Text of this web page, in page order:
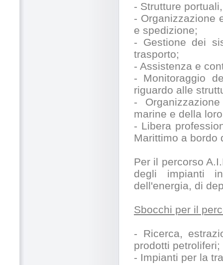
- Strutture
- Organizzazione
e spedizione;
- Gestione dei
trasporto;
- Assistenza e
- Monitoraggio
riguardo alle
-
marine e della
- Libera
Marittimo a bordo
Per il percorso
degli impianti
dell'energia, di
Sbocchi per il
- Ricerca,
prodotti petroliferi;
- Impianti per la